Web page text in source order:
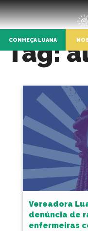
CONHEÇA LUANA
Tag:
Vereadora
denúncia de
enfermeiras